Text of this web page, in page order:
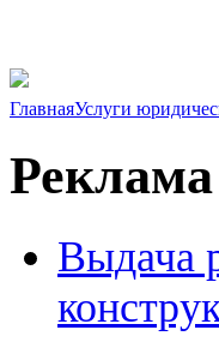
ГлавнаяУслуги
Реклама
Выдача